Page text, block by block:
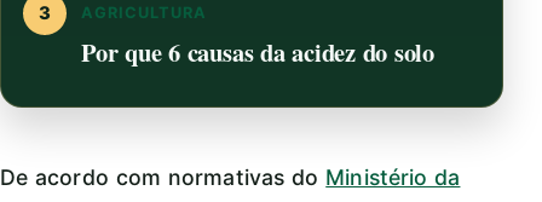
3 AGRICULTURA
Por que 6 causas da acidez do solo
De acordo com normativas do Ministério da